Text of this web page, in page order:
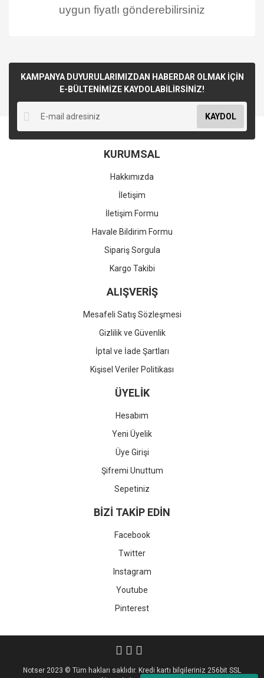
uygun fiyatlı gönderebilirsiniz
KAMPANYA DUYURULARIMIZDAN HABERDAR OLMAK İÇİN
E-BÜLTENİMİZE KAYDOLABİLİRSİNİZ!
KAYDOL
KURUMSAL
Hakkımızda
İletişim
İletişim Formu
Havale Bildirim Formu
Sipariş Sorgula
Kargo Takibi
ALIŞVERİŞ
Mesafeli Satış Sözleşmesi
Gizlilik ve Güvenlik
İptal ve İade Şartları
Kişisel Veriler Politikası
ÜYELİK
Hesabım
Yeni Üyelik
Üye Girişi
Şifremi Unuttum
Sepetiniz
BİZİ TAKİP EDİN
Facebook
Twitter
Instagram
Youtube
Pinterest
Notser 2023 © Tüm hakları saklıdır. Kredi kartı bilgileriniz 256bit SSL